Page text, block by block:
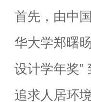
首先，由中
华大学郑曙
设计学年奖”
追求人居环